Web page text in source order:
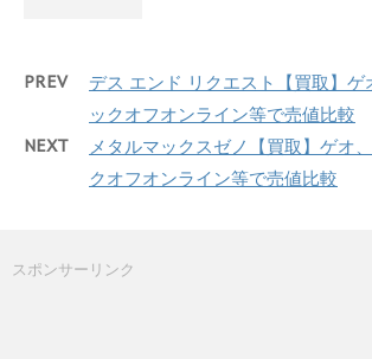
PREV
デス エンド リクエスト【買取】
ックオフオンライン等で売値比較
NEXT
メタルマックスゼノ【買取】ゲオ
クオフオンライン等で売値比較
スポンサーリンク